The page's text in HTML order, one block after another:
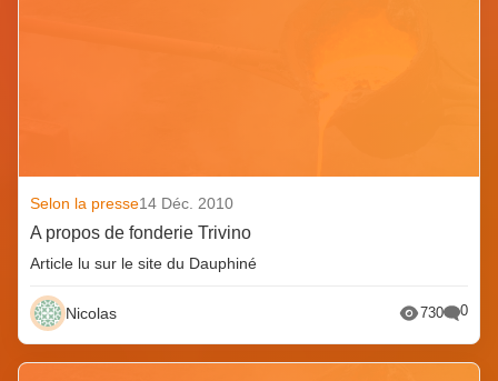
Selon la presse14 Déc. 2010
A propos de fonderie Trivino
Article lu sur le site du Dauphiné
Nicolas 730 0